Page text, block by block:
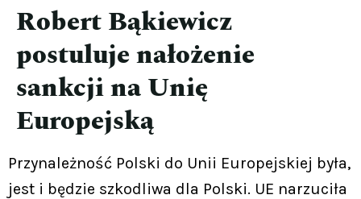
Robert Bąkiewicz
postuluje nałożenie
sankcji na Unię
Europejską
Przynależność Polski do Unii Europejskiej była,
jest i będzie szkodliwa dla Polski. UE narzuciła